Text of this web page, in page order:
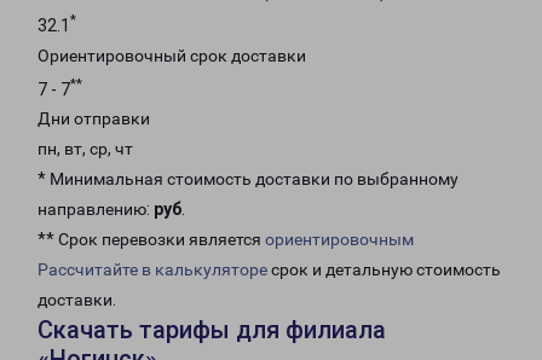
32.1 *
Ориентировочный срок доставки
7 - 7**
Дни отправки
пн, вт, ср, чт
* Минимальная стоимость доставки по выбранному
направлению: руб.
** Срок перевозки является ориентировочным
Рассчитайте в калькуляторесрок и детальную стоимость
доставки.
Скачать тарифы для филиала